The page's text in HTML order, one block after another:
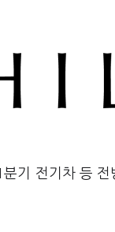
분기 전기차 등